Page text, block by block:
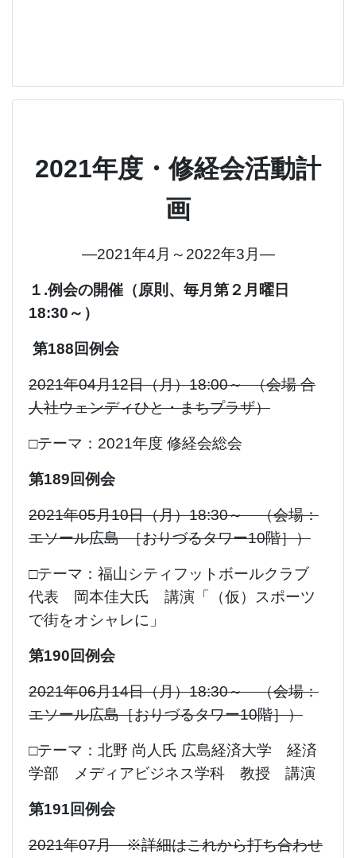
2021年度・修経会活動計
画
―2021年4月～2022年3月―
１.例会の開催（原則、毎月第２月曜日
18:30～）
第188回例会
2021年04月12日（月）18:00～ （会場 合
人社ウェンディひと・まちプラザ）
□テーマ：2021年度 修経会総会
第189回例会
2021年05月10日（月）18:30～ （会場：
エソール広島 ［おりづるタワー10階］）
□テーマ：福山シティフットボールクラブ
代表 岡本佳大氏 講演「（仮）スポーツ
で街をオシャレに」
第190回例会
2021年06月14日（月）18:30～ （会場：
エソール広島［おりづるタワー10階］）
□テーマ：北野 尚人氏 広島経済大学 経済
学部 メディアビジネス学科 教授 講演
第191回例会
2021年07月 ※詳細はこれから打ち合わせ